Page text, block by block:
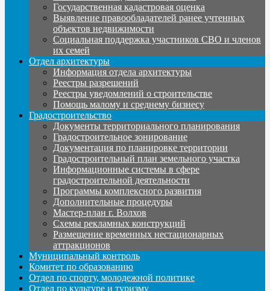
Государственная кадастровая оценка
Выявление правообладателей ранее учтенных
объектов недвижимости
Социальная поддержка участников СВО и членов
их семей
Отдел архитектуры
Информация отдела архитектуры
Реестры разрешений
Реестры уведомлений о строительстве
Помощь малому и среднему бизнесу
Градостроительство
Документы территориального планирования
Градостроительное зонирование
Документация по планировке территории
Градостроительный план земельного участка
Информационные системы в сфере
градостроительной деятельности
Программы комплексного развития
Дополнительные процедуры
Мастер-план г. Волхов
Схемы рекламных конструкций
Размещение временных нестационарных
аттракционов
Муниципальный контроль
Комитет по образованию
Отдел по спорту, молодежной политике
Отдел по культуре и туризму